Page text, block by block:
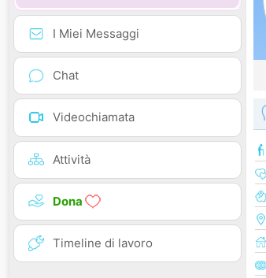
I Miei Messaggi
Chat
Videochiamata
Attività
Dona
Timeline di lavoro